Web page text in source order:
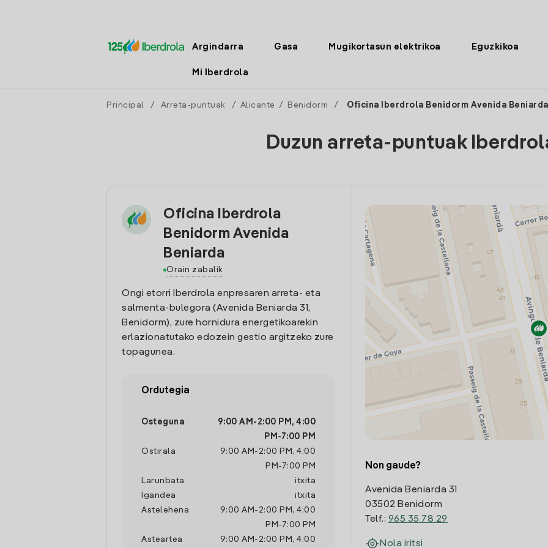
Argindarra Gasa Mugikortasun elektrikoa Eguzkikoa
Mi Iberdrola
Principal / Arreta-puntuak / Alicante / Benidorm / Oficina Iberdrola Benidorm Avenida Beniarda
Duzun arreta-puntuak
Oficina Iberdrola
Benidorm Avenida
Beniarda
Orain zabalik
Ongi etorri Iberdrola enpresaren arreta- eta
salmenta-bulegora (Avenida Beniarda 31,
Benidorm), zure hornidura energetikoarekin
erlazionatutako edozein gestio argitzeko zure
topagunea.
Ordutegia
Osteguna 9:00 AM - 2:00 PM , 4:00
PM -7:00 PM
Ostirala
9:00 AM - 2:00 PM , 4:00
PM -7:00 PM
Larunbata
itxita
Igandea
itxita
Astelehena
9:00 AM - 2:00 PM , 4:00
PM -7:00 PM
Asteartea
9:00 AM - 2:00 PM , 4:00
Non gaude?
Avenida Beniarda 31
03502 Benidorm
Telf.: 965 35 78 29
Nola iritsi